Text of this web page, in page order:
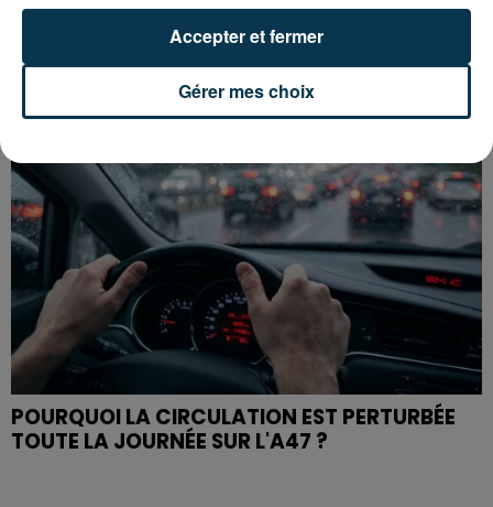
S'ADJUGE L'ÉTAPE ENTRE...
POURQUOI LA CIRCULATION EST PERTURBÉE
TOUTE LA JOURNÉE SUR L'A47 ?
Gérer mes choix
Accepter et fermer